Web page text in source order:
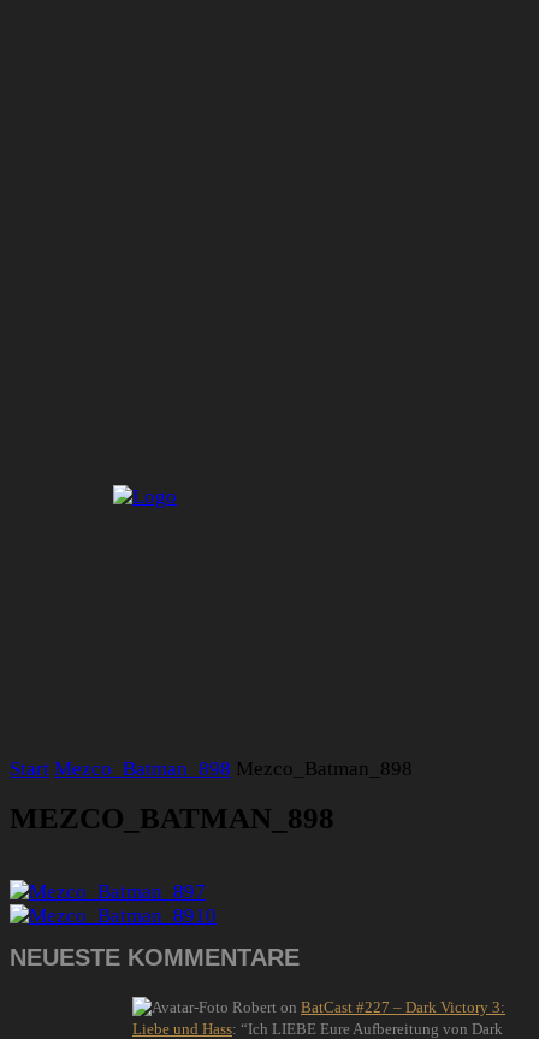
Start Mezco_Batman_898 Mezco_Batman_898
MEZCO_BATMAN_898
NEUESTE KOMMENTARE
Robert on BatCast #227 – Dark Victory 3:
Liebe und Hass: “Ich LIEBE Eure Aufbereitung von Dark